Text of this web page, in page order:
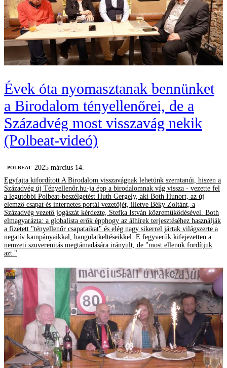
Évek óta nyomasztanak bennünket
a Birodalom tényellenőrei, de a
Századvég most visszavág nekik
(Polbeat-videó)
‎POLBEAT 2025 március 14.
Egyfajta kifordított A Birodalom visszavágnak lehetünk szemtanúi, hiszen a
Századvég új Tényellenőr.hu-ja épp a birodalomnak vág vissza - vezette fel
a legutóbbi Polbeat-beszélgetést Huth Gergely, aki Both Hunort, az új
elemző csapat és internetes portál vezetőjét, illetve Béky Zoltánt, a
Századvég vezető jogászát kérdezte, Stefka István közreműködésével. Both
elmagyarázta: a globalista erők épphogy az álhírek terjesztéséhez használják
a fizetett "tényellenőr csapataikat" és elég nagy sikerrel jártak világszerte a
negatív kampányaikkal, hangulatkeltéseikkel. E fegyverük kifejezetten a
nemzeti szuverenitás megtámadására irányult, de "most ellenük fordítjuk
azt."